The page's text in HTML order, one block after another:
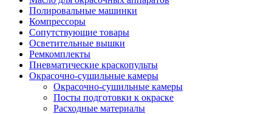
Полировальные машинки
Компрессоры
Сопутствующие товары
Осветительные вышки
Ремкомплекты
Пневматические краскопульты
Окрасочно-сушильные камеры
Окрасочно-сушильные камеры
Посты подготовки к окраске
Расходные материалы